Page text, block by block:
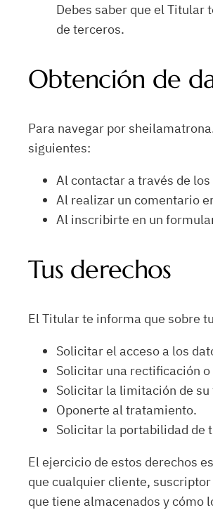
Debes saber que el Titular
de terceros.
Obtención de
Para navegar por
siguientes:
Al contactar a través de
Al realizar un comentario
Al inscribirte en un
Tus derechos
El Titular te informa que sobre
Solicitar el acceso a los
Solicitar una rectificación
Solicitar la limitación de
Oponerte al tratamiento.
Solicitar la portabilidad de
El ejercicio de estos derechos
que cualquier cliente,
que tiene almacenados y cómo